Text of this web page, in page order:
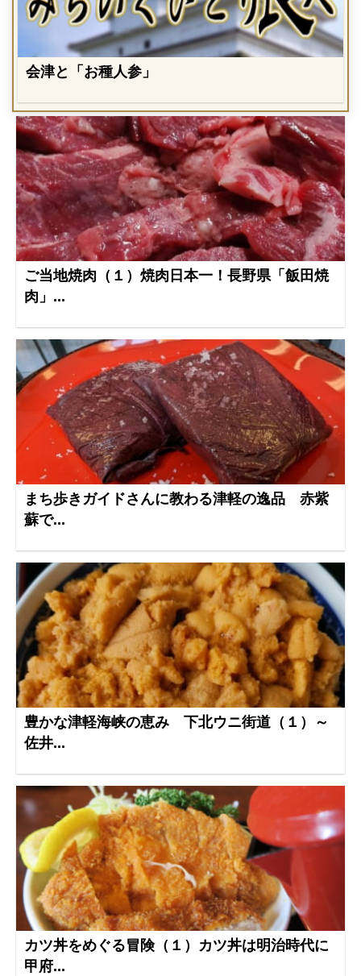
会津と「お種人参」
ご当地焼肉（１）焼肉日本一！長野県「飯田焼
肉」...
まち歩きガイドさんに教わる津軽の逸品 赤紫
蘇で...
豊かな津軽海峡の恵み 下北ウニ街道（１）～
佐井...
カツ丼をめぐる冒険（１）カツ丼は明治時代に
甲府...